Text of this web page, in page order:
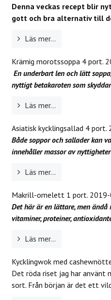
Denna veckas recept blir
gott och bra alternativ till
Läs mer...
Krämig morotssoppa 4 port.
En underbart len och lätt
nyttigt betakaroten som skyddar
Läs mer...
Asiatisk kycklingsallad 4 port.
Både soppor och sallader kan
innehåller massor av
Läs mer...
Makrill-omelett 1 port.
Det här är en lättare, men
vitaminer, proteiner,
Läs mer...
Kycklingwok med
Det röda riset jag har använt
sort. Från början är det ett